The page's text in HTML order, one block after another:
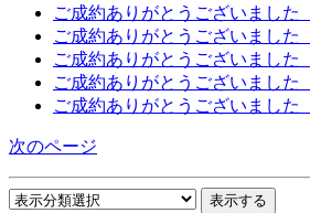
ご成約ありがとうございました
ご成約ありがとうございました
ご成約ありがとうございました
ご成約ありがとうございました
ご成約ありがとうございました
次のページ